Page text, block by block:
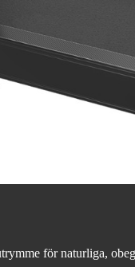
för naturliga,